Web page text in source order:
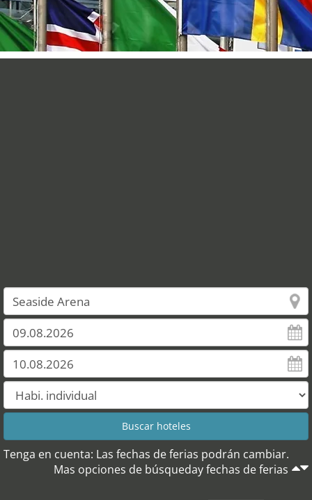
Tenga en cuenta: Las fechas de ferias podrán cambiar.
Mas opciones de búsqueday fechas de ferias